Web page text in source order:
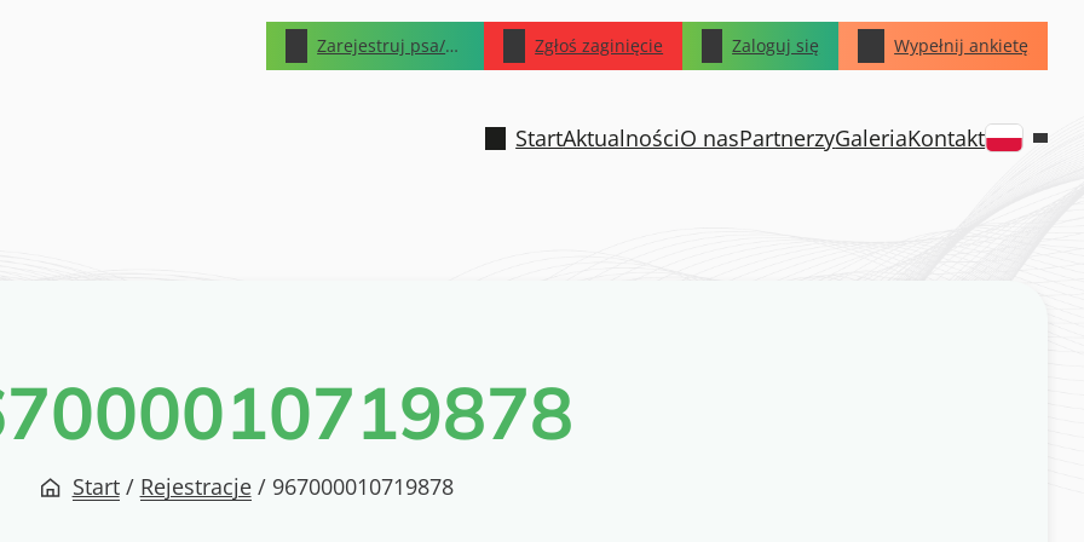
Zarejestruj psa/kota Zgłoś zaginięcie Zaloguj się Wypełnij ankietę
StartAktualnościO nasPartnerzyGaleriaKontakt
Start / Rejestracje / 967000010719878